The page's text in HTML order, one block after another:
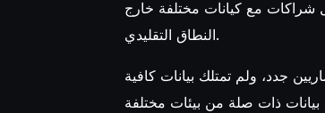
شراكات مع كيانات مختلفة خارج
النطاق التقليدي.
جدد، ولم تمتلك بيانات كافية